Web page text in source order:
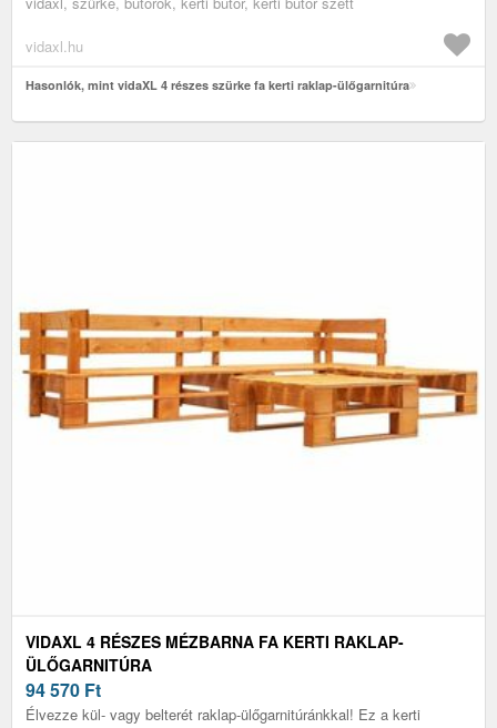
vidaxl.hu
Hasonlók, mint vidaXL 4 részes szürke fa kerti raklap-ülőgarnitúra
VIDAXL 4 RÉSZES MÉZBARNA FA KERTI RAKLAP-
ÜLŐGARNITÚRA
94 570 Ft
Élvezze kül- vagy belterét raklap-ülőgarnitúránkkal! Ez a kerti